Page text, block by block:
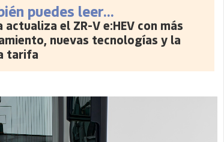
puedes leer...
actualiza el ZR-V e:HEV con más
nuevas tecnologías y la
tarifa